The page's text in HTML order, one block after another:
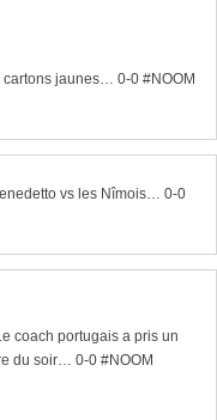
jaunes… 0-0 #NOOM
vs les Nîmois… 0-0
coach portugais a pris un
du soir… 0-0 #NOOM